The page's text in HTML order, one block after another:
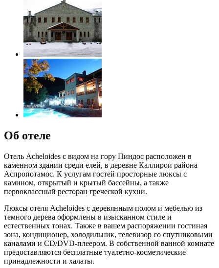
Об отеле
Отель Acheloides с видом на гору Пиндос расположен в
каменном здании среди елей, в деревне Каллирои района
Аспропотамос. К услугам гостей просторные люксы с
камином, открытый и крытый бассейны, а также
первоклассный ресторан греческой кухни.
Люксы отеля Acheloides с деревянным полом и мебелью из
темного дерева оформлены в изысканном стиле и
естественных тонах. Также в вашем распоряжении гостиная
зона, кондиционер, холодильник, телевизор со спутниковыми
каналами и CD/DVD-плеером. В собственной ванной комнате
предоставляются бесплатные туалетно-косметические
принадлежности и халаты.